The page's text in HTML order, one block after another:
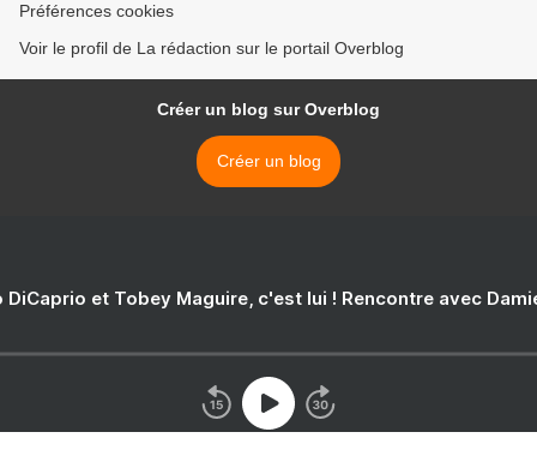
Préférences cookies
Voir le profil de La rédaction sur le portail Overblog
Créer un blog sur Overblog
Créer un blog
DiCaprio et Tobey Maguire, c'est lui ! Rencontre avec